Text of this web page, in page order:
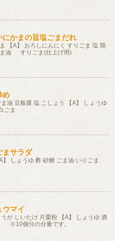
かまの旨塩ごまだれ
【A】 おろしにんにく すりごま 塩 鶏
ま油 すりごま(仕上げ用)
め
油 豆板醤 塩 こしょう 【A】 しょうゆ
ごま
まサラダ
】 しょうゆ 酢 砂糖 ごま油 いりごま
ウマイ
が しいたけ 片栗粉 【A】 しょうゆ 酒
※10個分の分量です。